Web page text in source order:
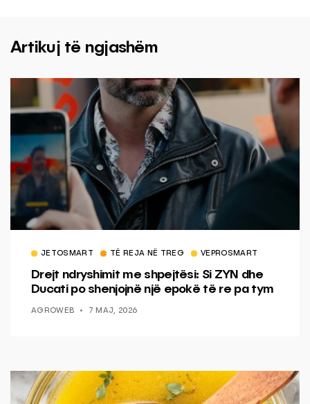
Artikuj të ngjashëm
JETOSMART TË REJA NË TREG VEPROSMART
Drejt ndryshimit me shpejtësi: Si ZYN dhe
Ducati po shenjojnë një epokë të re pa tym
AGROWEB 7 MAJ, 2026